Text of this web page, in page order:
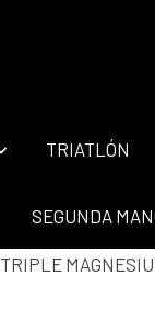
TRIATLÓN
SEGUNDA